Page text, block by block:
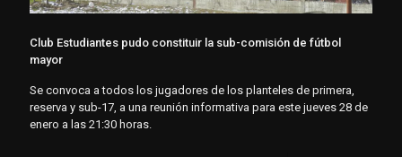
Club Estudiantes pudo constituir la sub-comisión de fútbol
mayor
Se convoca a todos los jugadores de los planteles de primera,
reserva y sub-17, a una reunión informativa para este jueves 28 de
enero a las 21:30 horas.